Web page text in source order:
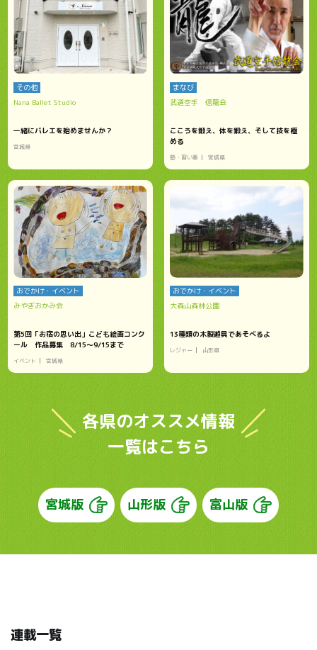
その他
Nana Ballet Studio
一緒にバレエを始めませんか？
宮城県
まなび
武道空手 信龍会
こころを鍛え、体を鍛え、そして技を極
める
塾・習い事 宮城県
おでかけ・イベント
みやぎおかみ会
第5回「お宿の思い出」こども絵画コンク
ール 作品募集 8/15～9/15まで
イベント 宮城県
おでかけ・イベント
大森山森林公園
13種類の木製遊具であそべるよ
レジャー 山形県
各県のオススメ情報
一覧はこちら
宮城版 山形版 富山版
連載一覧